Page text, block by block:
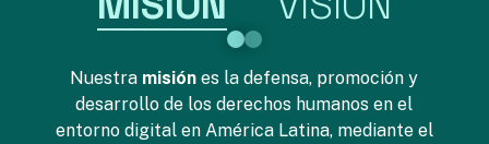
Nuestra misiónes la defensa, promoción y
desarrollo de los derechos humanos en el
entorno digital en América Latina, mediante el